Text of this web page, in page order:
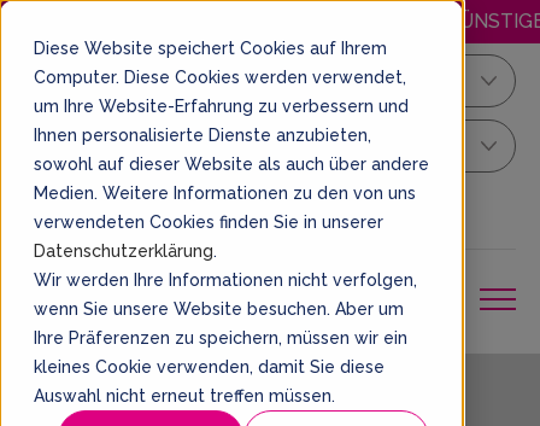
Diese Website speichert Cookies auf Ihrem
Computer. Diese Cookies werden verwendet,
um Ihre Website-Erfahrung zu verbessern und
Ihnen personalisierte Dienste anzubieten,
sowohl auf dieser Website als auch über andere
Medien. Weitere Informationen zu den von uns
verwendeten Cookies finden Sie in unserer
Datenschutzerklärung.
Wir werden Ihre Informationen nicht verfolgen,
wenn Sie unsere Website besuchen. Aber um
Ihre Präferenzen zu speichern, müssen wir ein
kleines Cookie verwenden, damit Sie diese
Auswahl nicht erneut treffen müssen.
HAPPY.MITTWOCH: JEDEN MITTWOCH GÜNSTIGER
Köln/Bonn
Dein Sprung Ticket
EIN TICKET BUCHEN DE